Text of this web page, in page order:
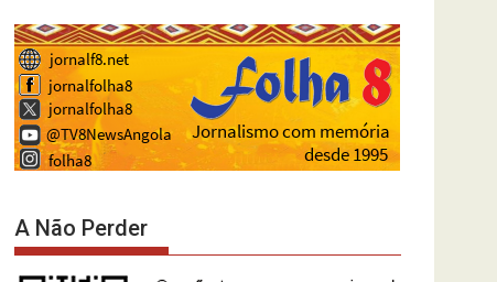
A Não Perder